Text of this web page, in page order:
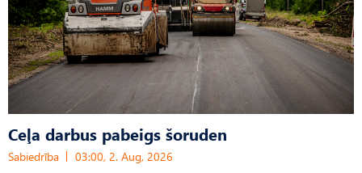
Ceļa darbus pabeigs šoruden
Sabiedrība 03:00, 2. Aug, 2026